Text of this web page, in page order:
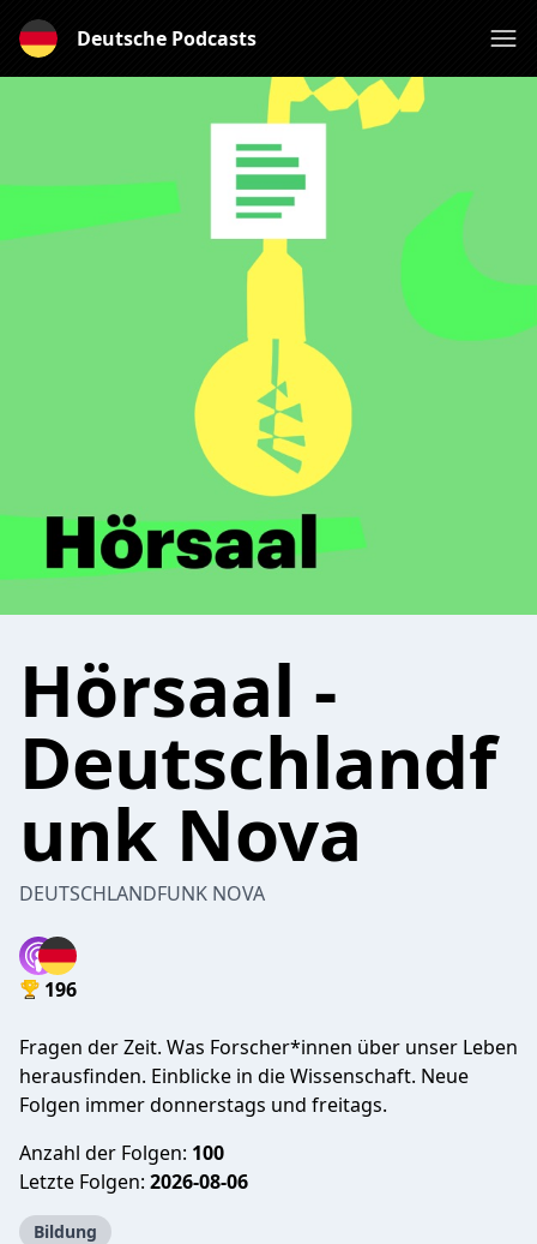
Deutsche Podcasts
Hörsaal -
Deutschlandf
unk Nova
DEUTSCHLANDFUNK NOVA
196
Fragen der Zeit. Was Forscher*innen über unser Leben
herausfinden. Einblicke in die Wissenschaft. Neue
Folgen immer donnerstags und freitags.
Anzahl der Folgen: 100
Letzte Folgen: 2026-08-06
Bildung